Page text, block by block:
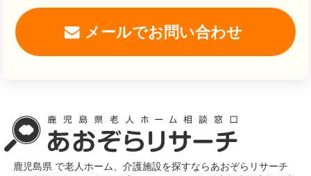
メールでお問い合わせ
鹿児島県 で老人ホーム、介護施設を探すならあおぞらリサーチ